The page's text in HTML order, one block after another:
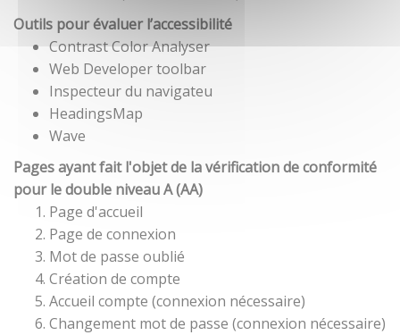
Outils pour évaluer l’accessibilité
Contrast Color Analyser
Web Developer toolbar
Inspecteur du navigateu
HeadingsMap
Wave
Pages ayant fait l'objet de la vérification de conformité
pour le double niveau A (AA)
Page d'accueil
Page de connexion
Mot de passe oublié
Création de compte
Accueil compte (connexion nécessaire)
Changement mot de passe (connexion nécessaire)